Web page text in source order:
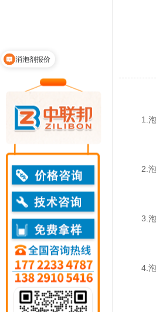
1.泡
2.泡
3.泡
4.泡
消泡剂报价